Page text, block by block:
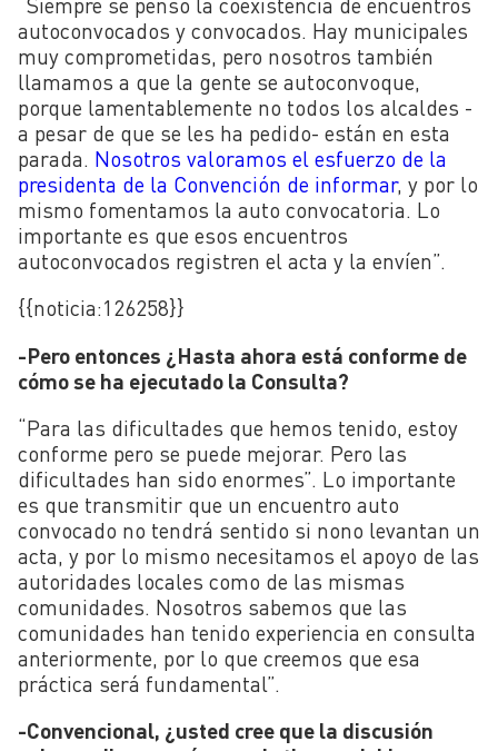
“Siempre se pensó la coexistencia de encuentros
autoconvocados y convocados. Hay municipales
muy comprometidas, pero nosotros también
llamamos a que la gente se autoconvoque,
porque lamentablemente no todos los alcaldes -
a pesar de que se les ha pedido- están en esta
parada. Nosotros valoramos el esfuerzo de la
presidenta de la Convención de informar, y por lo
mismo fomentamos la auto convocatoria. Lo
importante es que esos encuentros
autoconvocados registren el acta y la envíen”.
{{noticia:126258}}
-Pero entonces ¿Hasta ahora está conforme de
cómo se ha ejecutado la Consulta?
“Para las dificultades que hemos tenido, estoy
conforme pero se puede mejorar. Pero las
dificultades han sido enormes”. Lo importante
es que transmitir que un encuentro auto
convocado no tendrá sentido si nono levantan un
acta, y por lo mismo necesitamos el apoyo de las
autoridades locales como de las mismas
comunidades. Nosotros sabemos que las
comunidades han tenido experiencia en consulta
anteriormente, por lo que creemos que esa
práctica será fundamental”.
-Convencional, ¿usted cree que la discusión